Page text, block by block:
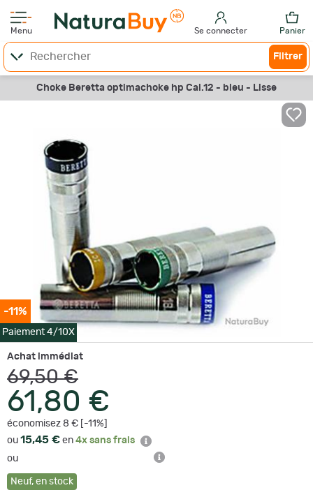
Menu Se connecter Panier
Filtrer
Choke Beretta optimachoke hp Cal.12 - bleu - Lisse
-11%
Paiement 4/10X
Achat immédiat
69,50 €
61,80 €
économisez 8 € [-11%]
ou 15,45 € en 4x sans frais
ou
Neuf, en stock